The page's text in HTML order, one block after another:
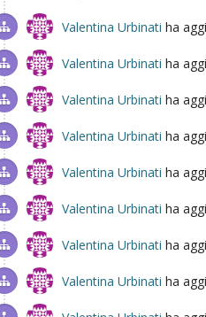
Valentina Urbinati ha
Valentina Urbinati ha
Valentina Urbinati ha
Valentina Urbinati ha
Valentina Urbinati ha
Valentina Urbinati ha
Valentina Urbinati ha
Valentina Urbinati ha